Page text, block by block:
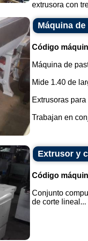
extrusora con
Máquina
Código
Máquina de
Mide 1.40 de
Extrusoras
Trabajan en
Extrusor y
Código
Conjunto
de corte lineal...